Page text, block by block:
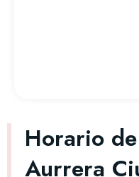
Horario
Aurrera